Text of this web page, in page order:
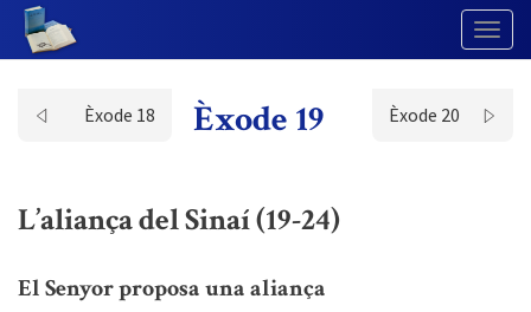
Èxode 18 Èxode 19 Èxode 20
L’aliança del Sinaí (19-24)
El Senyor proposa una aliança